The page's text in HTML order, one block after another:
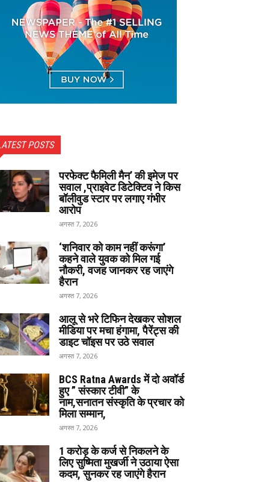
POSTS
परफेक्ट फैमिली मैन’ की इमेज पर
सवाल ,प्राइवेट डिटेक्टिव ने किस
बॉलीवुड स्टार पर लगाए गंभीर
आरोप
अगस्त 7, 2026
‘शनिवार को काम नहीं करूंगा’
कहने वाले युवक को मिल गई
नौकरी, वजह जानकर रह जाएंगे
हैरान
अगस्त 7, 2026
आलू से भरे टिफिन देखकर सोशल
मीडिया पर मचा हंगामा, पैरेंट्स की
डाइट चॉइस पर उठे सवाल
अगस्त 7, 2026
BCS Ratna Awards में दो अवॉर्ड
हुए ” संस्कार टीवी” के
नाम,सनातन संस्कृति के प्रचार को
मिला सम्मान,
अगस्त 7, 2026
1 करोड़ के कर्ज से निकलने के
लिए सुष्मिता मुखर्जी ने उठाया ऐसा
कदम, सुनकर रह जाएंगे हैरान